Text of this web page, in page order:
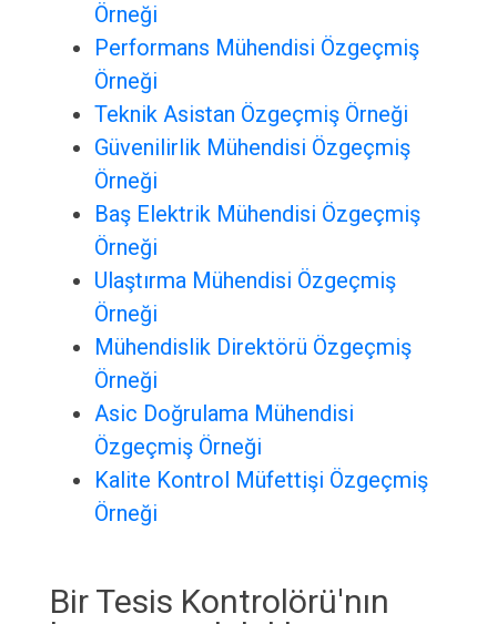
Örneği
Performans Mühendisi Özgeçmiş
Örneği
Teknik Asistan Özgeçmiş Örneği
Güvenilirlik Mühendisi Özgeçmiş
Örneği
Baş Elektrik Mühendisi Özgeçmiş
Örneği
Ulaştırma Mühendisi Özgeçmiş
Örneği
Mühendislik Direktörü Özgeçmiş
Örneği
Asic Doğrulama Mühendisi
Özgeçmiş Örneği
Kalite Kontrol Müfettişi Özgeçmiş
Örneği
Bir Tesis Kontrolörü'nın